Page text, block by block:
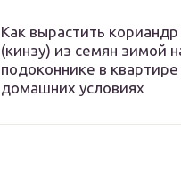
Как вырастить кориандр
(кинзу) из семян зимой
подоконнике в квартире
домашних условиях